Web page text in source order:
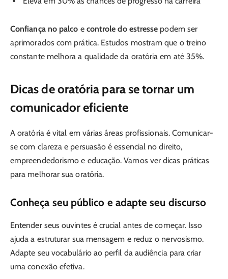
Confiança no palco e controle do estresse podem ser
aprimorados com prática. Estudos mostram que o treino
constante melhora a qualidade da oratória em até 35%.
Dicas de oratória para se tornar um
comunicador eficiente
A oratória é vital em várias áreas profissionais. Comunicar-
se com clareza e persuasão é essencial no direito,
empreendedorismo e educação. Vamos ver dicas práticas
para melhorar sua oratória.
Conheça seu público e adapte seu discurso
Entender seus ouvintes é crucial antes de começar. Isso
ajuda a estruturar sua mensagem e reduz o nervosismo.
Adapte seu vocabulário ao perfil da audiência para criar
uma conexão efetiva.